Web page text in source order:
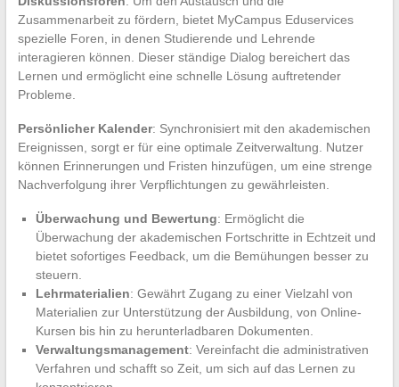
Zusammenarbeit zu fördern, bietet MyCampus Eduservices
spezielle Foren, in denen Studierende und Lehrende
interagieren können. Dieser ständige Dialog bereichert das
Lernen und ermöglicht eine schnelle Lösung auftretender
Probleme.
Persönlicher Kalender: Synchronisiert mit den akademischen
Ereignissen, sorgt er für eine optimale Zeitverwaltung. Nutzer
können Erinnerungen und Fristen hinzufügen, um eine strenge
Nachverfolgung ihrer Verpflichtungen zu gewährleisten.
Überwachung und Bewertung: Ermöglicht die
Überwachung der akademischen Fortschritte in Echtzeit und
bietet sofortiges Feedback, um die Bemühungen besser zu
steuern.
Lehrmaterialien: Gewährt Zugang zu einer Vielzahl von
Materialien zur Unterstützung der Ausbildung, von Online-
Kursen bis hin zu herunterladbaren Dokumenten.
Verwaltungsmanagement: Vereinfacht die administrativen
Verfahren und schafft so Zeit, um sich auf das Lernen zu